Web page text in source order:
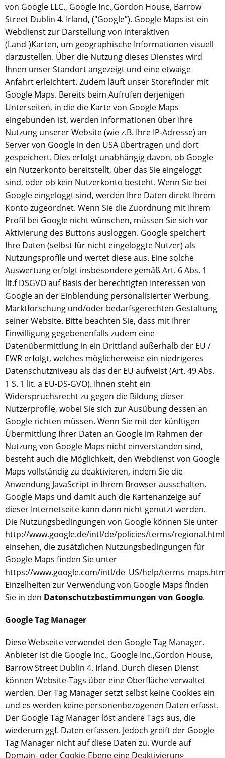
von Google LLC., Google Inc.,Gordon House, Barrow
Street Dublin 4. Irland, ("Google”). Google Maps ist ein
Webdienst zur Darstellung von interaktiven
(Land-)Karten, um geographische Informationen visuell
darzustellen. Über die Nutzung dieses Dienstes wird
Ihnen unser Standort angezeigt und eine etwaige
Anfahrt erleichtert. Zudem läuft unser Storefinder mit
Google Maps. Bereits beim Aufrufen derjenigen
Unterseiten, in die die Karte von Google Maps
eingebunden ist, werden Informationen über Ihre
Nutzung unserer Website (wie z.B. Ihre IP-Adresse) an
Server von Google in den USA übertragen und dort
gespeichert. Dies erfolgt unabhängig davon, ob Google
ein Nutzerkonto bereitstellt, über das Sie eingeloggt
sind, oder ob kein Nutzerkonto besteht. Wenn Sie bei
Google eingeloggt sind, werden Ihre Daten direkt Ihrem
Konto zugeordnet. Wenn Sie die Zuordnung mit Ihrem
Profil bei Google nicht wünschen, müssen Sie sich vor
Aktivierung des Buttons ausloggen. Google speichert
Ihre Daten (selbst für nicht eingeloggte Nutzer) als
Nutzungsprofile und wertet diese aus. Eine solche
Auswertung erfolgt insbesondere gemäß Art. 6 Abs. 1
lit.f DSGVO auf Basis der berechtigten Interessen von
Google an der Einblendung personalisierter Werbung,
Marktforschung und/oder bedarfsgerechten Gestaltung
seiner Website. Bitte beachten Sie, dass mit Ihrer
Einwilligung gegebenenfalls zudem eine
Datenübermittlung in ein Drittland außerhalb der EU /
EWR erfolgt, welches möglicherweise ein niedrigeres
Datenschutzniveau als das der EU aufweist (Art. 49 Abs.
1 S. 1 lit. a EU-DS-GVO). Ihnen steht ein
Widerspruchsrecht zu gegen die Bildung dieser
Nutzerprofile, wobei Sie sich zur Ausübung dessen an
Google richten müssen. Wenn Sie mit der künftigen
Übermittlung Ihrer Daten an Google im Rahmen der
Nutzung von Google Maps nicht einverstanden sind,
besteht auch die Möglichkeit, den Webdienst von Google
Maps vollständig zu deaktivieren, indem Sie die
Anwendung JavaScript in Ihrem Browser ausschalten.
Google Maps und damit auch die Kartenanzeige auf
dieser Internetseite kann dann nicht genutzt werden.
Die Nutzungsbedingungen von Google können Sie unter
http://www.google.de/intl/de/policies/terms/regional.html
einsehen, die zusätzlichen Nutzungsbedingungen für
Google Maps finden Sie unter
https://www.google.com/intl/de_US/help/
Einzelheiten zur Verwendung von Google Maps finden
Sie in den Datenschutzbestimmungen von Google.
Google Tag Manager
Diese Webseite verwendet den Google Tag Manager.
Anbieter ist die Google Inc., Google Inc.,Gordon House,
Barrow Street Dublin 4. Irland. Durch diesen Dienst
können Website-Tags über eine Oberfläche verwaltet
werden. Der Tag Manager setzt selbst keine Cookies ein
und es werden keine personenbezogenen Daten erfasst.
Der Google Tag Manager löst andere Tags aus, die
wiederum ggf. Daten erfassen. Jedoch greift der Google
Tag Manager nicht auf diese Daten zu. Wurde auf
Domain- oder Cookie-Ebene eine Deaktivierung